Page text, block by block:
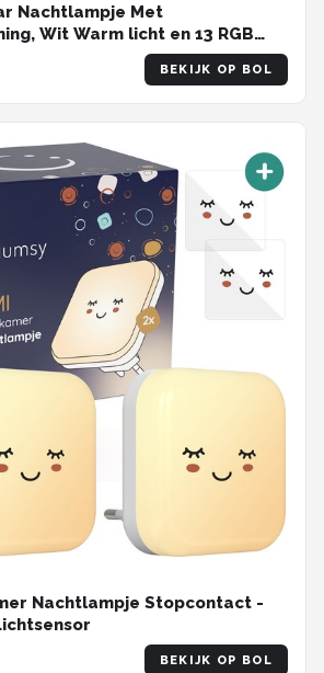
Nachtlampje Met
Wit Warm licht en 13 RGB
up Light - Sfeerlamp - LED
- Tafellamp - Bedlamp
& Volwassenen - Dimbaar -
BEKIJK OP BOL
Nachtlampje Stopcontact -
BEKIJK OP BOL